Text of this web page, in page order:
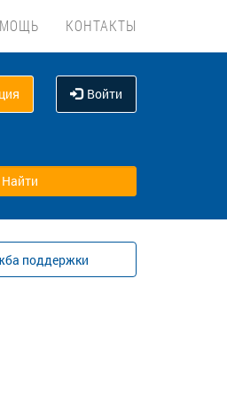
КОНТАКТЫ
Войти
поддержки